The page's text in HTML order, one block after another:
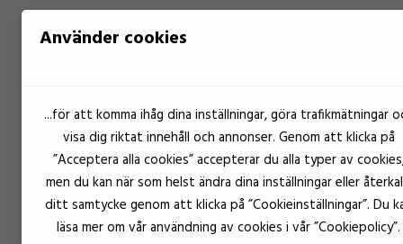
Använder cookies
...för att komma ihåg dina inställningar, göra trafikmätningar
visa dig riktat innehåll och annonser. Genom att klicka på
”Acceptera alla cookies” accepterar du alla typer av
men du kan när som helst ändra dina inställningar eller
ditt samtycke genom att klicka på ”Cookieinställningar”. Du
läsa mer om vår användning av cookies i vår ”Cookiepolicy”.